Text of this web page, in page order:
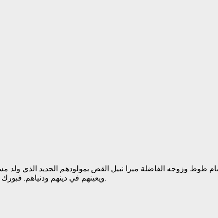
طوط وزوجه الفاضلة ميرا نبيل القص بمولودهم الجديد الذي ولد
ويعينهم في دينهم ودنياهم. فبورك لكم في الموهوب وشكرتم الواهب وبلغ اشده ورزقتم بره إن شاء الله.